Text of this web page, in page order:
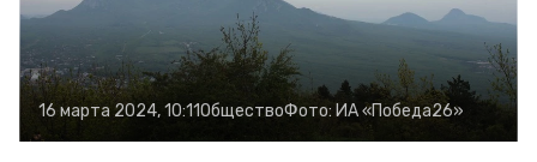
16 марта 2024, 10:11ОбществоФото: ИА «Победа26»